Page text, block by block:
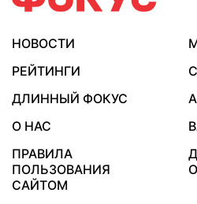
НОВОСТИ
РЕЙТИНГИ
ДЛИННЫЙ ФОКУС
О НАС
ПРАВИЛА
ПОЛЬЗОВАНИЯ
САЙТОМ